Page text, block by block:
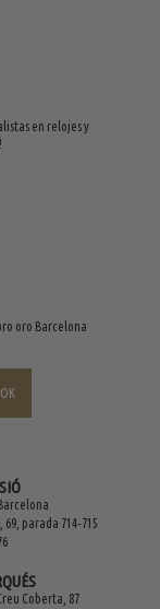
en relojes y
oro Barcelona
parada 714-715
Coberta, 87